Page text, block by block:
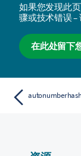
如果您发现此
骤或技术错误 –
在此处留下